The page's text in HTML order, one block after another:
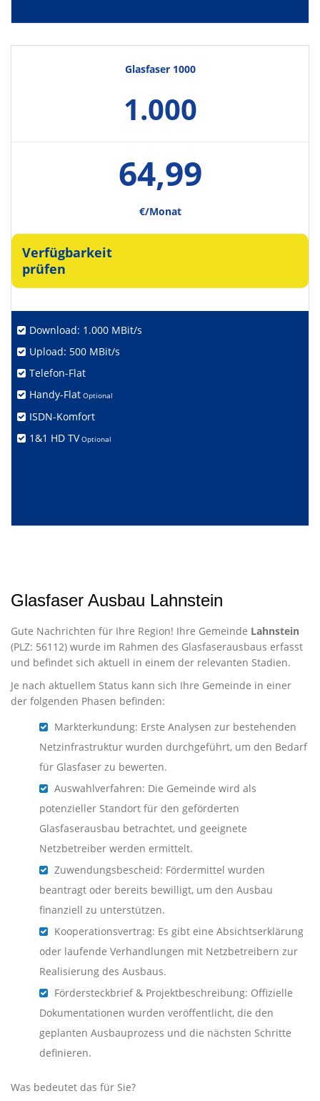
Glasfaser 1000
1.000
64,99
€/Monat
Verfügbarkeit
prüfen
Download: 1.000 MBit/s
Upload: 500 MBit/s
Telefon-Flat
Handy-Flat Optional
ISDN-Komfort
1&1 HD TV Optional
Glasfaser Ausbau Lahnstein
Gute Nachrichten für Ihre Region! Ihre Gemeinde Lahnstein
(PLZ: 56112) wurde im Rahmen des Glasfaserausbaus erfasst
und befindet sich aktuell in einem der relevanten Stadien.
Je nach aktuellem Status kann sich Ihre Gemeinde in einer
der folgenden Phasen befinden:
Markterkundung: Erste Analysen zur bestehenden
Netzinfrastruktur wurden durchgeführt, um den Bedarf
für Glasfaser zu bewerten.
Auswahlverfahren: Die Gemeinde wird als
potenzieller Standort für den geförderten
Glasfaserausbau betrachtet, und geeignete
Netzbetreiber werden ermittelt.
Zuwendungsbescheid: Fördermittel wurden
beantragt oder bereits bewilligt, um den Ausbau
finanziell zu unterstützen.
Kooperationsvertrag: Es gibt eine Absichtserklärung
oder laufende Verhandlungen mit Netzbetreibern zur
Realisierung des Ausbaus.
Fördersteckbrief & Projektbeschreibung: Offizielle
Dokumentationen wurden veröffentlicht, die den
geplanten Ausbauprozess und die nächsten Schritte
definieren.
Was bedeutet das für Sie?